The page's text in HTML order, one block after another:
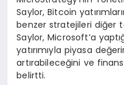
Saylor, Bitcoin
benzer stratejileri diğer
Saylor, Microsoft’a
yatırımıyla piyasa
artırabileceğini ve
belirtti.